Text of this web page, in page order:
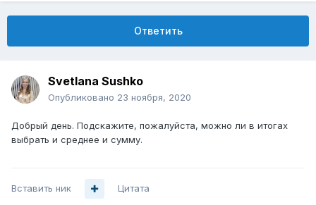
Ответить
Svetlana Sushko
Опубликовано 23 ноября, 2020
Добрый день. Подскажите, пожалуйста, можно ли в итогах
выбрать и среднее и сумму.
Вставить ник Цитата